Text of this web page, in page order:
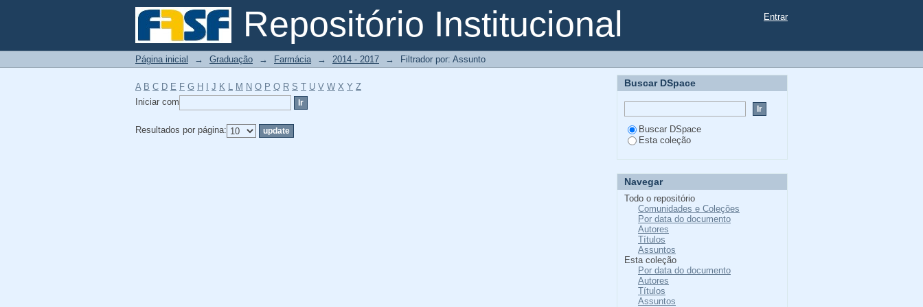
Repositório Institucional
Filtrador por: Assunto Entrar
Página inicial → Graduação → Farmácia → 2014 - 2017 → Filtrador por: Assunto
A B C D E F G H J K L M N O P Q R S T U V W X Y Z
Iniciar com
Resultados por página:
Buscar DSpace
Buscar DSpace
Esta coleção
Navegar
Todo o repositório
Comunidades e Coleções
Por data do documento
Autores
Títulos
Assuntos
Esta coleção
Por data do documento
Autores
Títulos
Assuntos